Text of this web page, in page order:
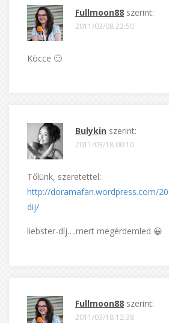
Fullmoon88 szerint:
2011/03/08 22:50
Köcce 🙂
Bulykin szerint:
2011/03/18 00:10
Tőlünk, szeretettel:
http://doramafan.wordpress.com/
dij/
liebster-díj….mert megérdemled 😀
Fullmoon88 szerint:
2011/03/18 12:38